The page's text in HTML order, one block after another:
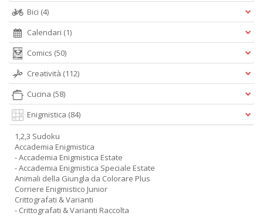
Bici (4)
Calendari (1)
Comics (50)
Creatività (112)
Cucina (58)
Enigmistica (84)
1,2,3 Sudoku
Accademia Enigmistica
- Accademia Enigmistica Estate
- Accademia Enigmistica Speciale Estate
Animali della Giungla da Colorare Plus
Corriere Enigmistico Junior
Crittografati & Varianti
- Crittografati & Varianti Raccolta